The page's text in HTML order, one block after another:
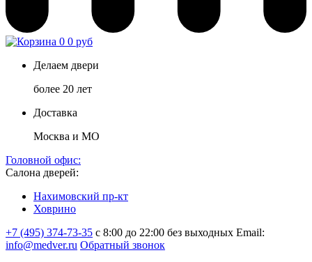
0 0 руб
Делаем двери
более 20 лет
Доставка
Москва и МО
Головной офис:
Салона дверей:
Нахимовский пр-кт
Ховрино
+7 (495) 374-73-35 с 8:00 до 22:00 без выходных Email:
info@medver.ru Обратный звонок